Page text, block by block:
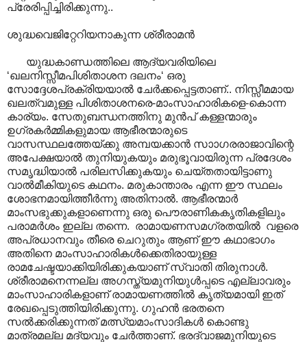
പ്രേരിപ്പിച്ചിരിക്കുന്നു..
ശുദ്ധവെജിറ്റേറിയനാകുന്ന ശ്രീരാമൻ
യുദ്ധകാണ്ഡത്തിലെ ആദ്യവരിയിലെ
‘ഖലനിസ്സീമപിശിതാശന ദലനം‘ ഒരു
സോദ്ദേശപ്രക്രിയയാൽ ചേർക്കപ്പെട്ടതാണ്.. നിസ്സീമമായ
ഖലത്വമുള്ള പിശിതാശനരെ-മാംസാഹാരികളെ-കൊന്ന
കാര്യം. സേതുബന്ധനത്തിനു മുൻപ് കള്ളന്മാരും
ഉഗ്രകർമ്മികളുമായ ആഭീരന്മാരുടെ
വാസസ്ഥലത്തേയ്ക്കു അമ്പയക്കാൻ സാ‍ാഗരരാജാവിന്റെ
അപേക്ഷയാൽ തുനിയുകയും മരുഭൂവായിരുന്ന പ്രദേശം
സമൃദ്ധിയാൽ പരിലസിക്കുകയും ചെയ്തതായിട്ടാണു
വാൽമീകിയുടെ കഥനം. മരുകാന്താരം എന്ന ഈ സ്ഥലം
ശോഭനമായിത്തീർന്നു അതിനാൽ. ആഭീരന്മാർ
മാംസഭുക്കുകളാണെന്നു ഒരു പൌരാണികകൃതികളിലും
പരാമർശം ഇല്ല തന്നെ. രാമായണസമഗ്രതയിൽ വളരെ
അപ്രധാനവും തീരെ ചെറുതും ആണ് ഈ കഥാഭാഗം
അതിനെ മാംസാ‍ഹാരികൾക്കെതിരായുള്ള
രാമചേഷ്ടയാക്കിയിരിക്കുകയാണ് സ്വാതി തിരുനാ‍ൾ.
ശ്രീരാമനെന്നല്ല അഗസ്ത്യമുനിയുൾപ്പടെ എല്ലാവരും
മാംസാഹാരികളാണ് രാമായണത്തിൽ കൃത്യമായി ഇത്
രേഖപ്പെടുത്തിയിരിക്കുന്നു. ഗുഹൻ ഭരതനെ
സൽക്കരിക്കുന്നത് മത്സ്യമാംസാദികൾ കൊണ്ടു
മാത്രമല്ല മദ്യവും ചേർത്താണ്. ഭരദ്വാജമുനിയുടെ